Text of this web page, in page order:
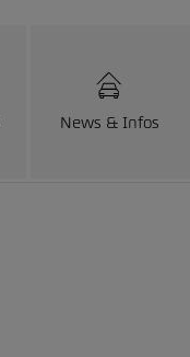
News & Infos